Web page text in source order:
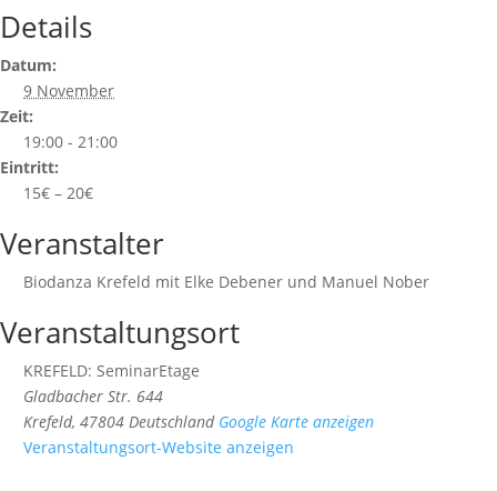
Details
Datum:
9 November
Zeit:
19:00 - 21:00
Eintritt:
15€ – 20€
Veranstalter
Biodanza Krefeld mit Elke Debener und Manuel Nober
Veranstaltungsort
KREFELD: SeminarEtage
Gladbacher Str. 644
Krefeld, 47804 Deutschland Google Karte anzeigen
Veranstaltungsort-Website anzeigen